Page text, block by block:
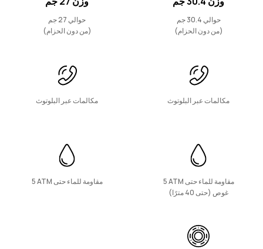
تعرّف على المزيد
حوالي 30.4 جم
(من دون الحزام)
مكالمات عبر البلوتوث
مقاومة للماء حتى ‎5 ATM‎
غوص (حتى 40 مترًا)
حوالي 27 جم
(من دون الحزام)
مكالمات عبر البلوتوث
مقاومة للماء حتى ‎5 ATM‎